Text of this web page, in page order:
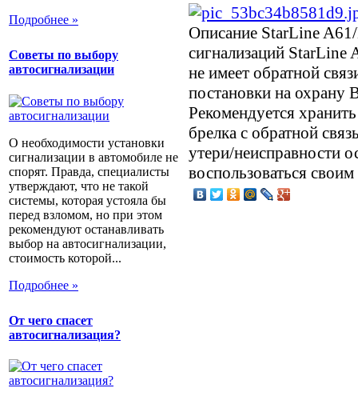
Подробнее »
Советы по выбору
автосигнализации
О необходимости установки
сигнализации в автомобиле не
спорят. Правда, специалисты
утверждают, что не такой
системы, которая устояла бы
перед взломом, но при этом
рекомендуют останавливать
выбор на автосигнализации,
стоимость которой...
Подробнее »
От чего спасет
автосигнализация?
Описание StarLine
сигнализаций
не имеет обратной
постановки на охрану
Рекомендуется
брелка с обратной
утери/неисправности
воспользоваться